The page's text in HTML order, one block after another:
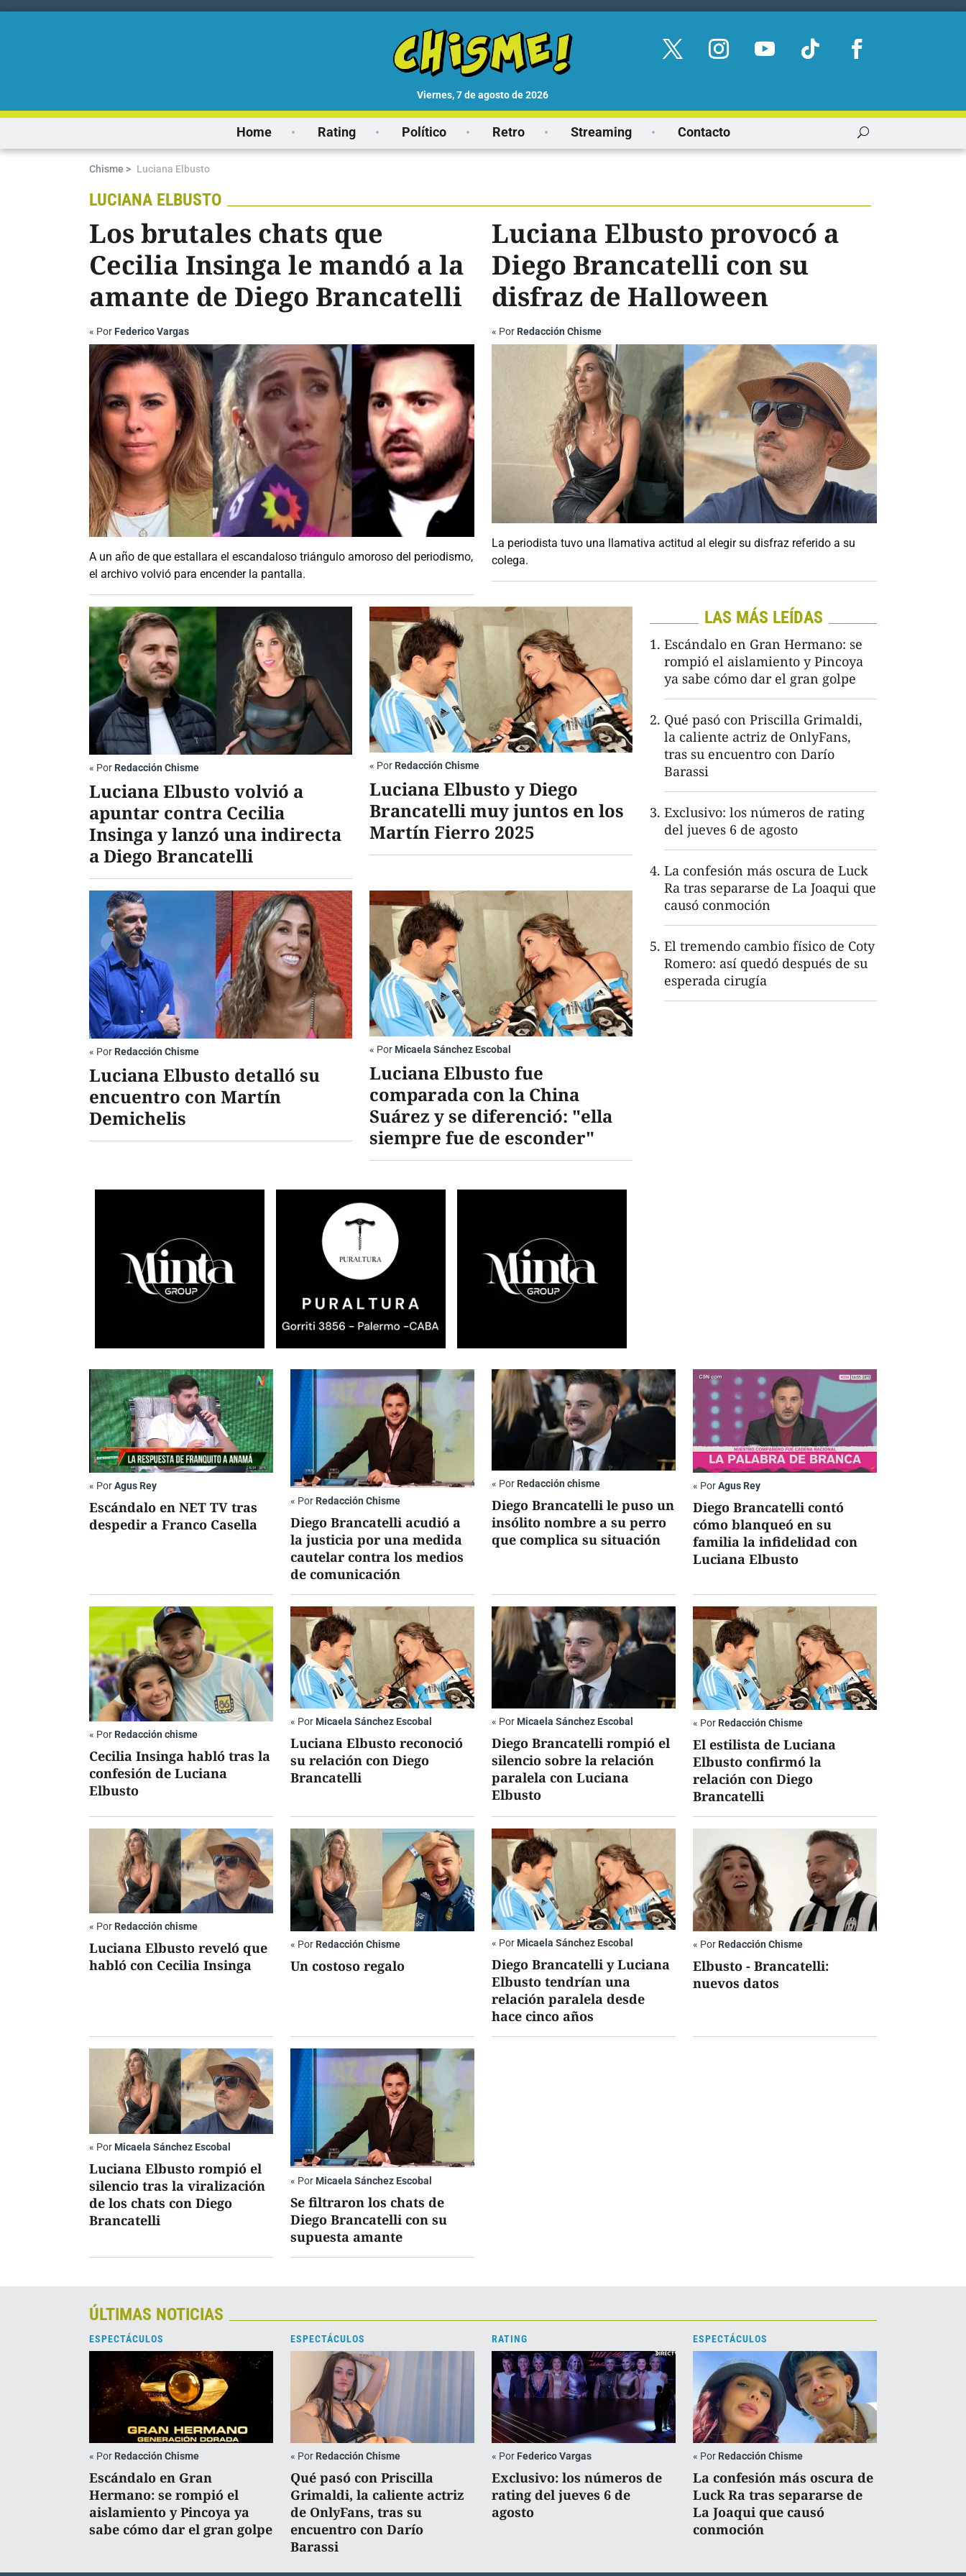
viernes, 7 de agosto de 2026
Home Rating Político Retro Streaming Contacto
Chisme > Luciana Elbusto
LUCIANA ELBUSTO
Los brutales chats que
Cecilia Insinga le mandó a la
amante de Diego Brancatelli
« Por Federico Vargas
A un año de que estallara el escandaloso triángulo amoroso del periodismo,
el archivo volvió para encender la pantalla.
Luciana Elbusto provocó a
Diego Brancatelli con su
disfraz de Halloween
« Por Redacción Chisme
La periodista tuvo una llamativa actitud al elegir su disfraz referido a su
colega.
« Por Redacción Chisme
Luciana Elbusto volvió a
apuntar contra Cecilia
Insinga y lanzó una indirecta
a Diego Brancatelli
« Por Redacción Chisme
Luciana Elbusto y Diego
Brancatelli muy juntos en los
Martín Fierro 2025
« Por Redacción Chisme
Luciana Elbusto detalló su
encuentro con Martín
Demichelis
« Por Micaela Sánchez Escobal
Luciana Elbusto fue
comparada con la China
Suárez y se diferenció: "ella
siempre fue de esconder"
LAS MÁS LEÍDAS
Escándalo en Gran Hermano: se
rompió el aislamiento y Pincoya
ya sabe cómo dar el gran golpe
Qué pasó con Priscilla Grimaldi,
la caliente actriz de OnlyFans,
tras su encuentro con Darío
Barassi
Exclusivo: los números de rating
del jueves 6 de agosto
La confesión más oscura de Luck
Ra tras separarse de La Joaqui que
causó conmoción
El tremendo cambio físico de Coty
Romero: así quedó después de su
esperada cirugía
« PorAgus Rey
Escándalo en NET TV tras
despedir a Franco Casella
« Por Redacción Chisme
Diego Brancatelli acudió a
la justicia por una medida
cautelar contra los medios
de comunicación
« Por Redacción chisme
Diego Brancatelli le puso un
insólito nombre a su perro
que complica su situación
« PorAgus Rey
Diego Brancatelli contó
cómo blanqueó en su
familia la infidelidad con
Luciana Elbusto
« Por Redacción chisme
Cecilia Insinga habló tras la
confesión de Luciana
Elbusto
« Por Micaela Sánchez Escobal
Luciana Elbusto reconoció
su relación con Diego
Brancatelli
« Por Micaela Sánchez Escobal
Diego Brancatelli rompió el
silencio sobre la relación
paralela con Luciana
Elbusto
« Por Redacción Chisme
El estilista de Luciana
Elbusto confirmó la
relación con Diego
Brancatelli
« Por Redacción chisme
Luciana Elbusto reveló que
habló con Cecilia Insinga
« Por Redacción Chisme
Un costoso regalo
« Por Micaela Sánchez Escobal
Diego Brancatelli y Luciana
Elbusto tendrían una
relación paralela desde
hace cinco años
« Por Redacción Chisme
Elbusto - Brancatelli:
nuevos datos
« Por Micaela Sánchez Escobal
Luciana Elbusto rompió el
silencio tras la viralización
de los chats con Diego
Brancatelli
« Por Micaela Sánchez Escobal
Se filtraron los chats de
Diego Brancatelli con su
supuesta amante
ÚLTIMAS NOTICIAS
ESPECTÁCULOS
« Por Redacción Chisme
Escándalo en Gran
Hermano: se rompió el
aislamiento y Pincoya ya
sabe cómo dar el gran golpe
ESPECTÁCULOS
« Por Redacción Chisme
Qué pasó con Priscilla
Grimaldi, la caliente actriz
de OnlyFans, tras su
encuentro con Darío
Barassi
RATING
« Por Federico Vargas
Exclusivo: los números de
rating del jueves 6 de
agosto
ESPECTÁCULOS
« Por Redacción Chisme
La confesión más oscura de
Luck Ra tras separarse de
La Joaqui que causó
conmoción